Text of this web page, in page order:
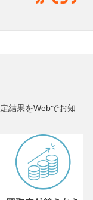
結果をWebでお知